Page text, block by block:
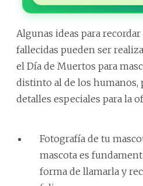
Algunas ideas para recordar
fallecidas pueden ser
el Día de Muertos para
distinto al de los humanos,
detalles especiales para la
Fotografía de tu
mascota es
forma de llamarla y